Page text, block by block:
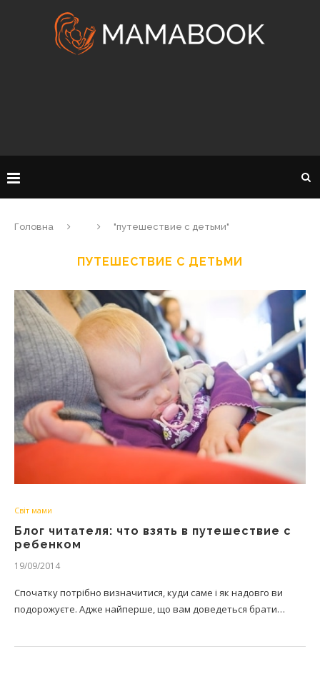
Головна "путешествие с детьми"
ПУТЕШЕСТВИЕ С ДЕТЬМИ
Світ мами
Блог читателя: что взять в путешествие с
ребенком
19/09/2014
Спочатку потрібно визначитися, куди саме і як надовго ви
подорожуєте. Адже найперше, що вам доведеться брати…